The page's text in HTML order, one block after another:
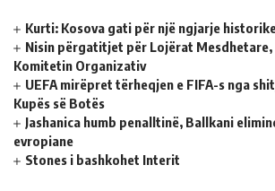
Kurti: Kosova gati për një ngjarje
Nisin përgatitjet për Lojërat
Komitetin Organizativ
UEFA mirëpret tërheqjen e FIFA-s nga
Kupës së Botës
Jashanica humb penalltinë, Ballkani
evropiane
Stones i bashkohet Interit